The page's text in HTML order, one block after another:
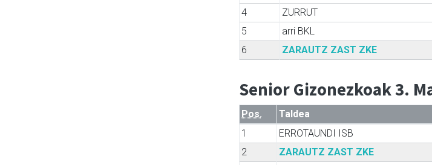
4
ZURRUT
5
arri BKL
6
ZARAUTZ ZAST ZKE
Senior Gizonezkoak 3.
Pos. Taldea
1
ERROTAUNDI ISB
2
ZARAUTZ ZAST ZKE